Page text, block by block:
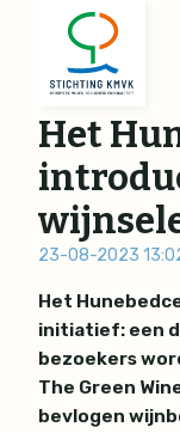
Het
23-08-2023
Het
initiatief: een
bezoekers
The Green
bevlogen